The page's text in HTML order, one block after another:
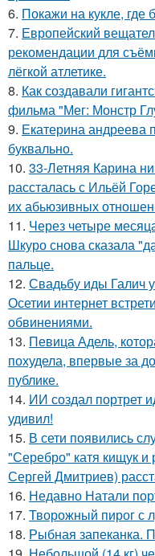
6. Покажи на кукле, где
7. Европейский
рекомендации для
лёгкой атлетике.
8. Как создавали
фильма "Мег: Монстр
9. Екатерина андреева
буквально.
10. 33-Летняя Карина
рассталась с Ильёй
их абьюзивных
11. Через четыре
Шкуро снова сказала
пальце.
12. Свадьбу иды Галич
Осетии интернет
обвинениями.
13. Певица Адель,
похудела, впервые за
публике.
14. ИИ создал портрет
удивил!
15. В сети появились
"Серебро" катя кищук
Сергей Дмитриев)
16. Недавно Натали
17. Творожный пирог с
18. Рыбная запеканка.